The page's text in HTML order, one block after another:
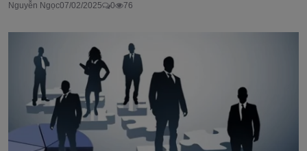
Nguyễn Ngọc07/02/2025 0 76